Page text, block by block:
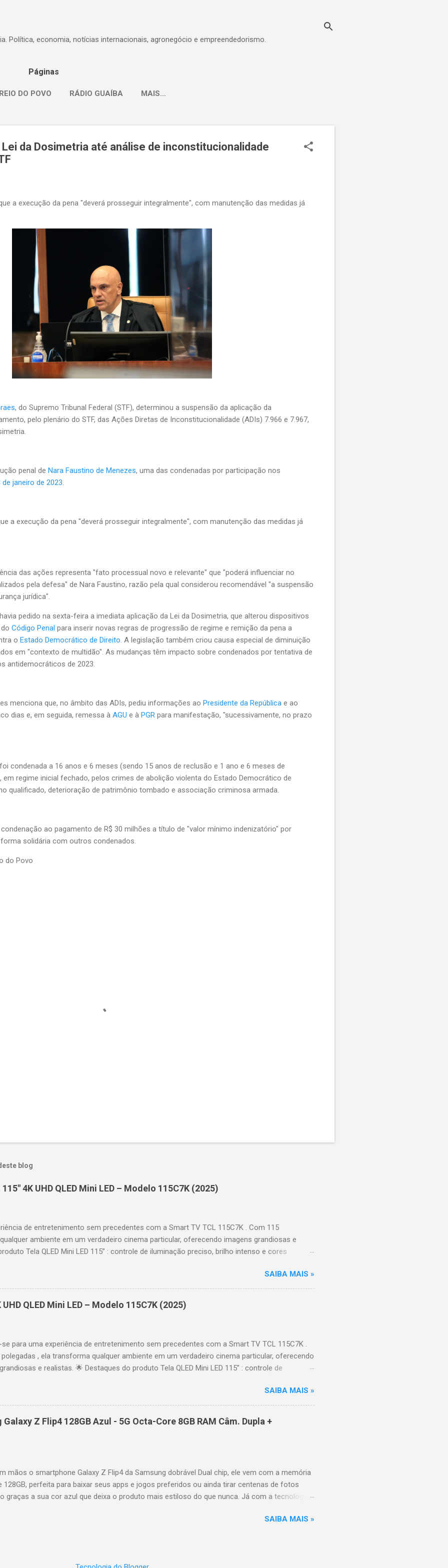
Política, economia, notícias internacionais, agronegócio e empreendedorismo.
Páginas
DO POVO RÁDIO GUAÍBA MAIS…
da Dosimetria até análise de inconstitucionalidade
a execução da pena "deverá prosseguir integralmente", com manutenção das medidas já
, do Supremo Tribunal Federal (STF), determinou a suspensão da aplicação da
pelo plenário do STF, das Ações Diretas de Inconstitucionalidade (ADIs) 7.966 e 7.967,
penal de Nara Faustino de Menezes, uma das condenadas por participação nos
janeiro de 2023
a execução da pena "deverá prosseguir integralmente", com manutenção das medidas já
das ações representa "fato processual novo e relevante" que "poderá influenciar no
pela defesa" de Nara Faustino, razão pela qual considerou recomendável "a suspensão
jurídica".
pedido na sexta-feira a imediata aplicação da Lei da Dosimetria, que alterou dispositivos
Código Penal para inserir novas regras de progressão de regime e remição da pena a
o Estado Democrático de Direito . A legislação também criou causa especial de diminuição
em "contexto de multidão". As mudanças têm impacto sobre condenados por tentativa de
antidemocráticos de 2023.
menciona que, no âmbito das ADIs, pediu informações ao Presidente da República e ao
dias e, em seguida, remessa à AGU e à PGR para manifestação, "sucessivamente, no prazo
condenada a 16 anos e 6 meses (sendo 15 anos de reclusão e 1 ano e 6 meses de
regime inicial fechado, pelos crimes de abolição violenta do Estado Democrático de
qualificado, deterioração de patrimônio tombado e associação criminosa armada.
ao pagamento de R$ 30 milhões a título de "valor mínimo indenizatório" por
solidária com outros condenados.
do Povo
blog
4K UHD QLED Mini LED – Modelo 115C7K (2025)
de entretenimento sem precedentes com a Smart TV TCL 115C7K . Com 115
ambiente em um verdadeiro cinema particular, oferecendo imagens grandiosas e
Tela QLED Mini LED 115” : controle de iluminação preciso, brilho intenso e cores
imagens e movimentos fluidos. Taxa de atualização nativa de 144Hz (até 240Hz com DLG) :
garantindo fluidez e resposta imediata. Google TV integrado : interface intuitiva,
e acesso a aplicativos como YouTube, Netflix, Disney+, Prime Video, HBO Max e muito
de voz para facilitar sua navegação. 📐 Design e dimensões Largura: 256,6 cm |
44,5 cm Peso: 99,8 kg (229,3 kg com embalagem) Estrutura imponen...
SAIBA MAIS »
QLED Mini LED – Modelo 115C7K (2025)
se para uma experiência de entretenimento sem precedentes com a Smart TV TCL 115C7K .
, ela transforma qualquer ambiente em um verdadeiro cinema particular, oferecendo
e realistas. 🌟 Destaques do produto Tela QLED Mini LED 115” : controle de
profundo em cada cena. Processador AiPQ : desempenho otimizado para imagens e
fluidos. Taxa de atualização nativa de 144Hz (até 240Hz com DLG) : ideal para esportes e
fluidez e resposta imediata. Google TV integrado : interface intuitiva, recomendações
e acesso a aplicativos como YouTube, Netflix, Disney+, Prime Video, HBO Max e muito
SAIBA MAIS »
Z Flip4 128GB Azul - 5G Octa-Core 8GB RAM Câm. Dupla +
mãos o smartphone Galaxy Z Flip4 da Samsung dobrável Dual chip, ele vem com a memória
128GB, perfeita para baixar seus apps e jogos preferidos ou ainda tirar centenas de fotos
graças a sua cor azul que deixa o produto mais estiloso do que nunca. Já com a tecnologia
mais pesadas de forma rápida e precisa. A câmera selfie possui 10MP para você sair muito
SAIBA MAIS »